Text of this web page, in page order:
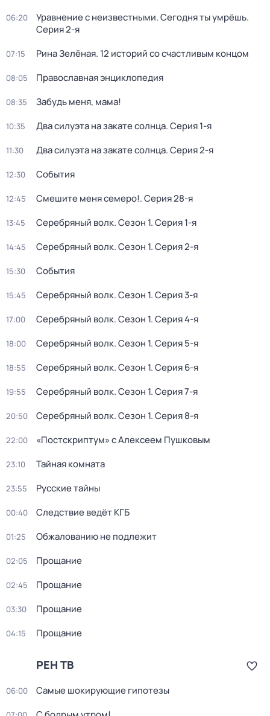
06:20 Уравнение с неизвестными. Сегодня ты умрёшь.
Серия 2-я
07:15 Рина Зелёная. 12 историй со счастливым концом
08:05 Православная энциклопедия
08:35 Забудь меня, мама!
10:35 Два силуэта на закате солнца. Серия 1-я
11:30 Два силуэта на закате солнца. Серия 2-я
12:30 События
12:45 Смешите меня семеро!. Серия 28-я
13:45 Серебряный волк. Сезон 1. Серия 1-я
14:45 Серебряный волк. Сезон 1. Серия 2-я
15:30 События
15:45 Серебряный волк. Сезон 1. Серия 3-я
17:00 Серебряный волк. Сезон 1. Серия 4-я
18:00 Серебряный волк. Сезон 1. Серия 5-я
18:55 Серебряный волк. Сезон 1. Серия 6-я
19:55 Серебряный волк. Сезон 1. Серия 7-я
20:50 Серебряный волк. Сезон 1. Серия 8-я
22:00 «Постскриптум» с Алексеем Пушковым
23:10 Тайная комната
23:55 Русские тайны
00:40 Следствие ведёт КГБ
01:25 Обжалованию не подлежит
02:05 Прощание
02:45 Прощание
03:30 Прощание
04:15 Прощание
РЕН ТВ
06:00 Самые шoкиpующие гипотезы